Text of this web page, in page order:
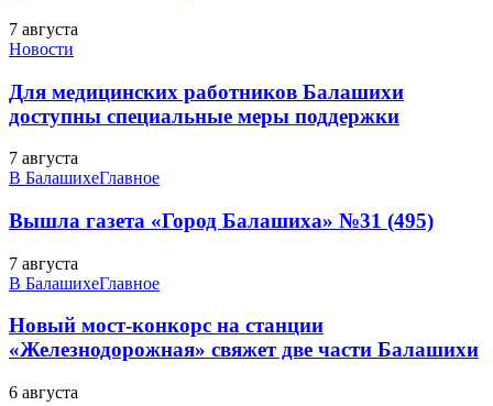
7 августа
Новости
Для медицинских работников Балашихи
доступны специальные меры поддержки
7 августа
В БалашихеГлавное
Вышла газета «Город Балашиха» №31 (495)
7 августа
В БалашихеГлавное
Новый мост-конкорс на станции
«Железнодорожная» свяжет две части Балашихи
6 августа